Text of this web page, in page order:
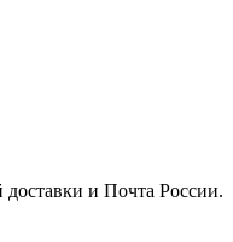
и Почта России.